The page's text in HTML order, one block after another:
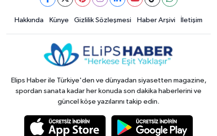
Hakkında Künye Gizlilik Sözleşmesi Haber Arşivi İletişim
Elips Haber ile Türkiye'den ve dünyadan siyasetten magazine,
spordan sanata kadar her konuda son dakika haberlerini ve
güncel köşe yazılarını takip edin.